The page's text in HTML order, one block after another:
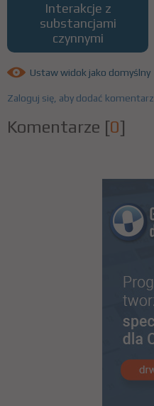
Interakcje z
substancjami
czynnymi
Ustaw widok jako domyślny
Zaloguj się, aby dodać komentarz
Komentarze [0]